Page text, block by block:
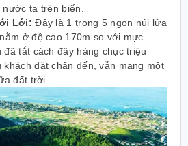
ta trên biển.
Lới: Đây là 1 trong 5 ngọn núi lửa
ở độ cao 170m so với mực
tắt cách đây hàng chục triệu
khách đặt chân đến, vẫn mang một
đất trời.